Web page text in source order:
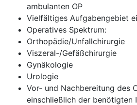
ambulanten OP
Vielfältiges Aufgabengebiet
Operatives Spektrum:
Orthopädie/Unfallchirurgie
Viszeral-/Gefäßchirurgie
Gynäkologie
Urologie
Vor- und Nachbereitung des
einschließlich der benötigten